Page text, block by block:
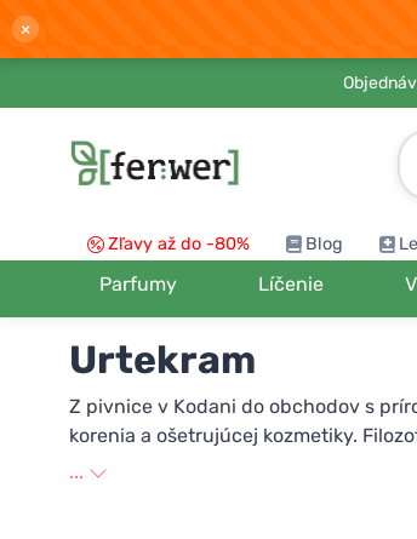
×
Zľavy až do -80% Blog
Parfumy Líčenie
Urtekram
Z pivnice v Kodani do obchodov s
korenia a ošetrujúcej kozmetiky.
väčších priestorov v blízkosti prírody
...